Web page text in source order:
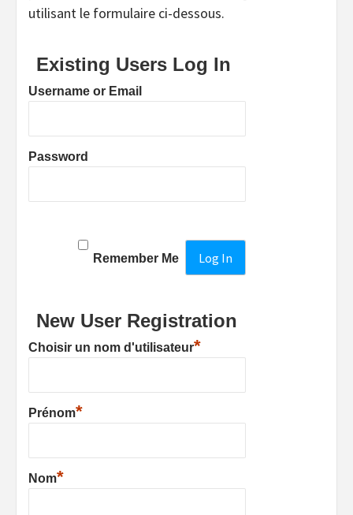
utilisant le formulaire ci-dessous.
Existing Users Log In
Username or Email
Password
Remember Me
New User Registration
Choisir un nom d'utilisateur*
Prénom*
Nom*